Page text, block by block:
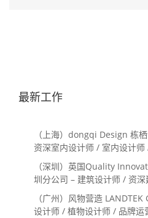
最新工作
（上海）dongqi Design 栋
资深室内设计师 / 室内设计师
系主管 / 设计实习生（常年招
（深圳）英国Quality
圳分公司 – 建筑设计师 / 资深
内设计师 / 设计实习生
（广州）风物营造 LANDTEK
设计师 / 植物设计师 / 品牌运